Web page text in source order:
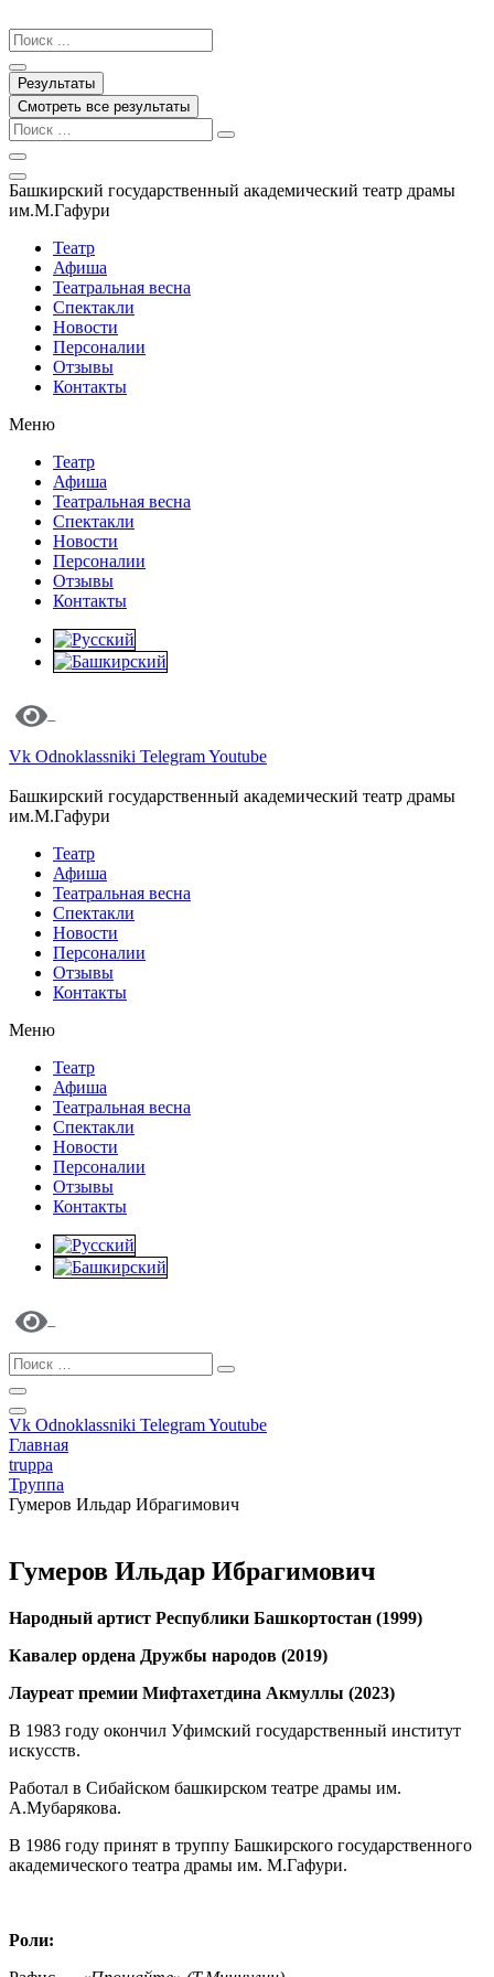
к
содержимому
Search
...
Результаты
Смотреть все результаты
Башкирский государственный академический театр драмы
им.М.Гафури
Театр
Афиша
Театральная весна
Спектакли
Новости
Персоналии
Отзывы
Контакты
Меню
Театр
Афиша
Театральная весна
Спектакли
Новости
Персоналии
Отзывы
Контакты
Vk Odnoklassniki TelegramYoutube
Башкирский государственный академический театр драмы
им.М.Гафури
Театр
Афиша
Театральная весна
Спектакли
Новости
Персоналии
Отзывы
Контакты
Меню
Театр
Афиша
Театральная весна
Спектакли
Новости
Персоналии
Отзывы
Контакты
Vk Odnoklassniki TelegramYoutube
Главная
truppa
Труппа
Гумеров Ильдар Ибрагимович
Гумеров Ильдар Ибрагимович
Народный артист Республики Башкортостан (1999)
Кавалер ордена Дружбы народов (2019)
Лауреат премии Мифтахетдина Акмуллы (2023)
В 1983 году окончил Уфимский государственный институт
искусств.
Работал в Сибайском башкирском театре драмы им.
А.Мубарякова.
В 1986 году принят в труппу Башкирского государственного
академического театра драмы им. М.Гафури.
Роли: